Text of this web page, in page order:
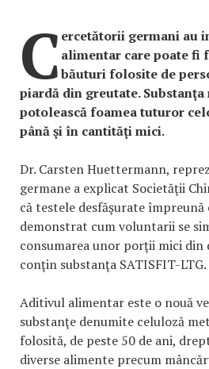
C ercetătorii germani au
alimentar care poate
băuturi folosite de
piardă din greutate. Substanţa
potolească foamea tuturor
până şi în cantităţi mici.
Dr. Carsten Huettermann,
germane a explicat Societăţii
că testele desfăşurate împreună
demonstrat cum voluntarii se
consumarea unor porţii mici din
conţin substanţa SATISFIT-LTG.
Aditivul alimentar este o nouă
substanţe denumite celuloză
folosită, de peste 50 de ani,
diverse alimente precum